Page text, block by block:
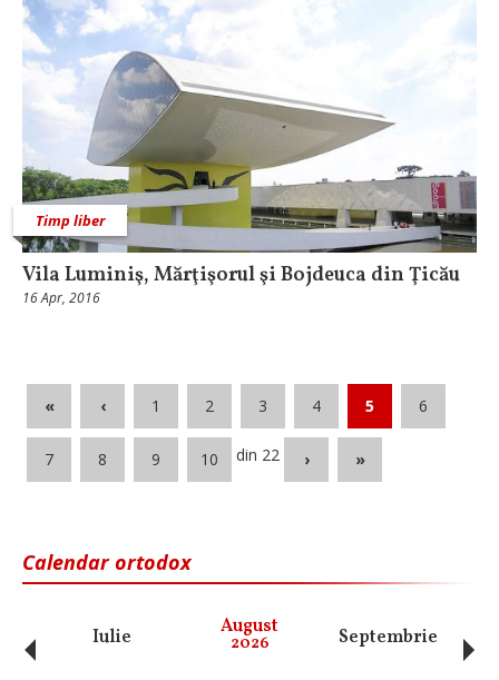
Timp liber
Vila Luminiş, Mărţişorul şi Bojdeuca din Ţicău
16 Apr, 2016
« ‹ 1 2 3 4 5 6
7 8 9 10 din 22 › »
Calendar ortodox
Iulie August
2026 Septembrie
‹